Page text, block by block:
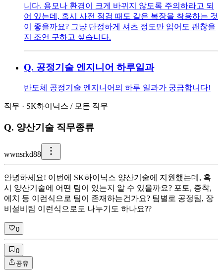
니다. 용모나 환경이 크게 바뀌지 않도록 주의하라고 되
어 있는데, 혹시 사전 점검 때도 같은 복장을 착용하는 것
이 좋을까요? 그냥 단정하게 셔츠 정도만 입어도 괜찮을
지 조언 구하고 싶습니다.
Q. 공정기술 엔지니어 하루일과
반도체 공정기술 엔지니어의 하루 일과가 궁금합니다!
직무 · SK하이닉스 / 모든 직무
Q. 양산기술 직무종류
wwnsrkd88
안녕하세요! 이번에 SK하이닉스 양산기술에 지원했는데, 혹
시 양산기술에 어떤 팀이 있는지 알 수 있을까요? 포토, 증착,
에치 등 이런식으로 팀이 존재하는건가요? 팀별로 공정팀, 장
비설비팀 이런식으로도 나누기도 하나요??
0
0
공유